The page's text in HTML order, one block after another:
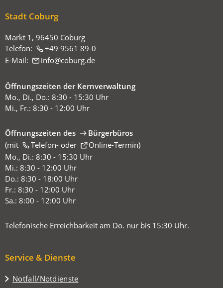
Stadt Coburg
Markt 1, 96450 Coburg
Telefon:
+49 9561 89-0
E-Mail:
info coburg de
Öffnungszeiten der Kernverwaltung
Mo., Di., Do.: 8:30 - 15:30 Uhr
Mi., Fr.: 8:30 - 12:00 Uhr
Öffnungszeiten des
Bürgerbüros
(mit
Telefon-oder Online-Termin
(Öffnet
in
einem
neuen
Tab)
)
Mo., Di.: 8:30 - 15:30 Uhr
Mi.: 8:30 - 12:00 Uhr
Do.: 8:30 - 18:00 Uhr
Fr.: 8:30 - 12:00 Uhr
Sa.: 8:00 - 12:00 Uhr
Telefonische Erreichbarkeit am Do. nur bis 15:30 Uhr.
Service & Dienste
Notfall/Notdienste